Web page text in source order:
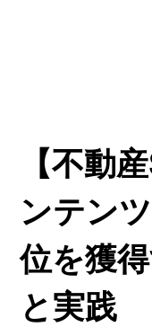
【不動
ンテン
位を獲
と実践